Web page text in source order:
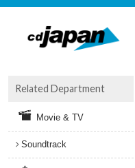
Related Department
Movie & TV
Soundtrack